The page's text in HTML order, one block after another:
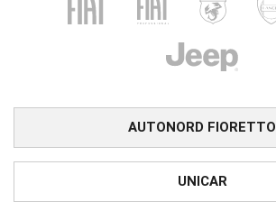
AUTONORD FIORETTO
UNICAR